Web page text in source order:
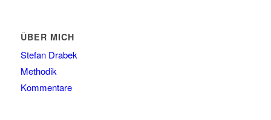
ÜBER MICH
Stefan Drabek
Methodik
Kommentare